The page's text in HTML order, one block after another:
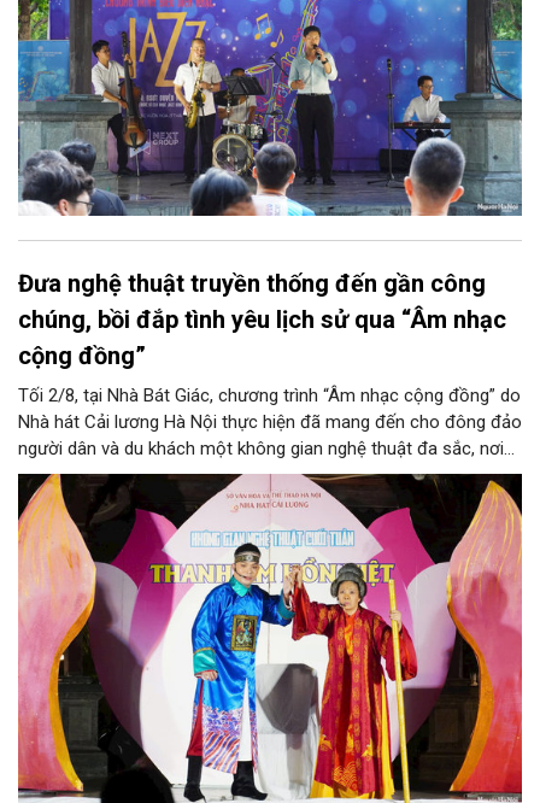
Đưa nghệ thuật truyền thống đến gần công
chúng, bồi đắp tình yêu lịch sử qua “Âm nhạc
cộng đồng”
Tối 2/8, tại Nhà Bát Giác, chương trình “Âm nhạc cộng đồng” do
Nhà hát Cải lương Hà Nội thực hiện đã mang đến cho đông đảo
người dân và du khách một không gian nghệ thuật đa sắc, nơi
những làn điệu cải lương, ca cổ, tân cổ và các tiết mục múa
hòa quyện trong không gian của phố đi bộ hồ Hoàn Kiếm. Đặc
biệt, chương trình có sự giao lưu của các nghệ sĩ đến từ
phương Nam, góp phần tạo nên cuộc gặp gỡ nghệ thuật giàu
cảm xúc.